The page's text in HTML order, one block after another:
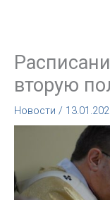
вторую
Новости /